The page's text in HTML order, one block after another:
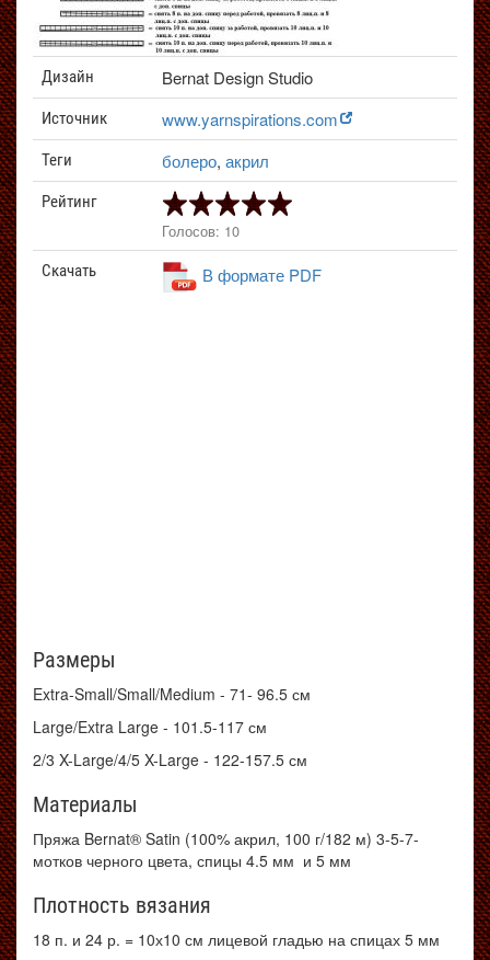
Дизайн Bernat Design Studio
Источник www.yarnspirations.com
Теги болеро, акрил
Рейтинг
Голосов: 10
Скачать В формате PDF
Размеры
Extra-Small/Small/Medium - 71- 96.5 см
Large/Extra Large - 101.5-117 см
2/3 X-Large/4/5 X-Large - 122-157.5 см
Материалы
Пряжа Bernat® Satin (100% акрил, 100 г/182 м) 3-5-7-
мотков черного цвета, спицы 4.5 мм и 5 мм
Плотность вязания
18 п. и 24 р. = 10х10 см лицевой гладью на спицах 5 мм